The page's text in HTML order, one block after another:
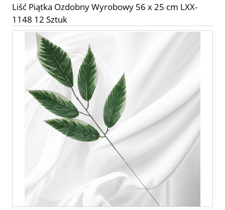
Liść Piątka Ozdobny Wyrobowy 56 x 25 cm LXX-
1148 12 Sztuk